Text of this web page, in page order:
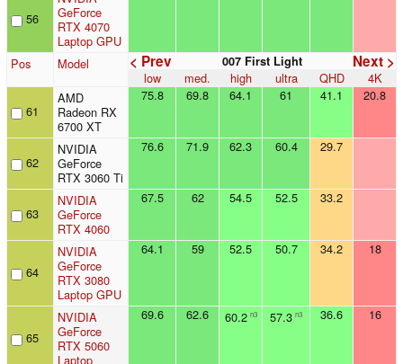
56
GeForce
RTX 4070
Laptop GPU
Pos Model < Prev Next >
007 First Light
low med. high ultra QHD
4K
61
AMD
Radeon RX
6700 XT
75.8 69.8 64.1 61 41.1 20.8
62
NVIDIA
GeForce
RTX 3060 Ti
76.6 71.9 62.3 60.4 29.7
63
NVIDIA
GeForce
RTX 4060
67.5 62 54.5 52.5 33.2
64
NVIDIA
GeForce
RTX 3080
Laptop GPU
64.1 59 52.5 50.7 34.2 18
65
NVIDIA
GeForce
RTX 5060
Laptop
69.6 62.6 60.2 n3 57.3 n3 36.6 16